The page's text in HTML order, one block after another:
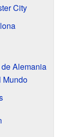
City
Alemania
Mundo